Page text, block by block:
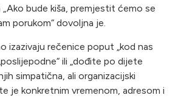
bude kiša, premjestit ćemo se
porukom“ dovoljna je.
izazivaju rečenice poput „kod nas
ili „dođite po dijete
simpatična, ali organizacijski
je konkretnim vremenom, adresom i